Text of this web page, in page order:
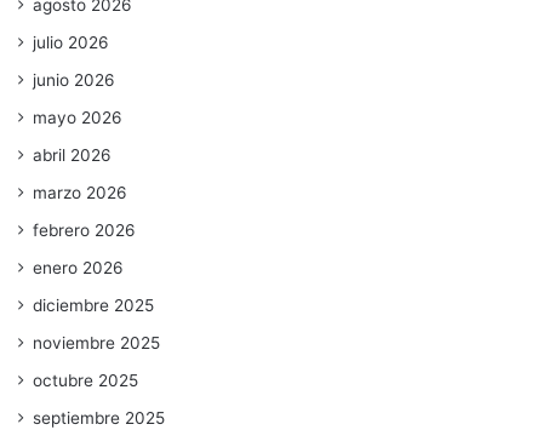
agosto 2026
julio 2026
junio 2026
mayo 2026
abril 2026
marzo 2026
febrero 2026
enero 2026
diciembre 2025
noviembre 2025
octubre 2025
septiembre 2025